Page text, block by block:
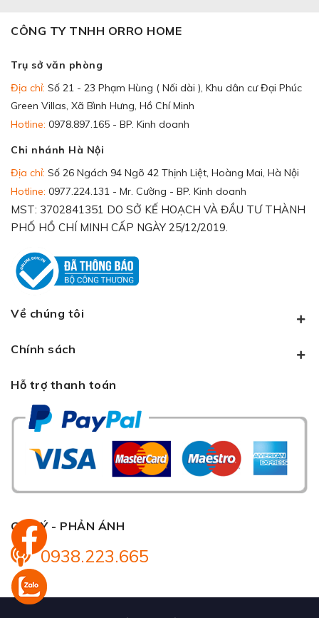
CÔNG TY TNHH ORRO HOME
Trụ sở văn phòng
Địa chỉ: Số 21 - 23 Phạm Hùng ( Nối dài ), Khu dân cư Đại Phúc
Green Villas, Xã Bình Hưng, Hồ Chí Minh
Hotline: 0978.897.165 - BP. Kinh doanh
Chi nhánh Hà Nội
Địa chỉ: Số 26 Ngách 94 Ngõ 42 Thịnh Liệt, Hoàng Mai, Hà Nội
Hotline: 0977.224.131 - Mr. Cường - BP. Kinh doanh
MST: 3702841351 DO SỞ KẾ HOẠCH VÀ ĐẦU TƯ THÀNH
PHỐ HỒ CHÍ MINH CẤP NGÀY 25/12/2019.
Về chúng tôi
Chính sách
Hỗ trợ thanh toán
GÓP Ý - PHẢN ÁNH
0938.223.665